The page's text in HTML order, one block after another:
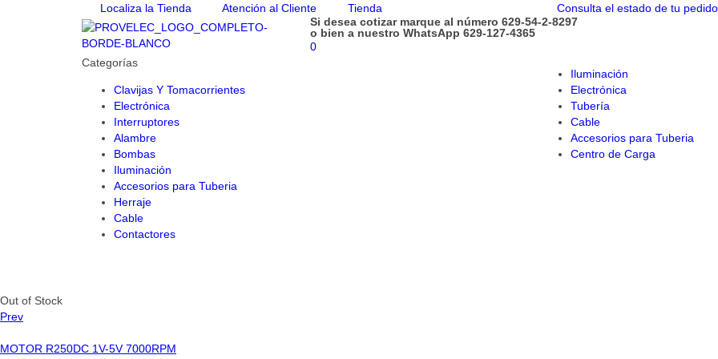
Localiza la Tienda Atención al Cliente Tienda
Consulta el estado de tu pedido
Si desea cotizar marque al número 629-54-2-8297
o bien a nuestro WhatsApp 629-127-4365
0
Categorías
Clavijas Y Tomacorrientes
Electrónica
Interruptores
Alambre
Bombas
Iluminación
Accesorios para Tuberia
Herraje
Cable
Contactores
Iluminación
Electrónica
Tubería
Cable
Accesorios para Tuberia
Centro de Carga
Out of Stock
Prev
MOTOR R250DC 1V-5V 7000RPM